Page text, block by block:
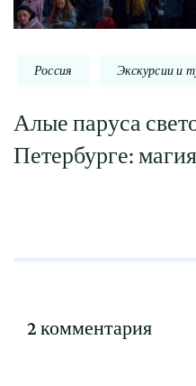
Россия Экскурсии и
Алые паруса
Петербурге:
2 комментария